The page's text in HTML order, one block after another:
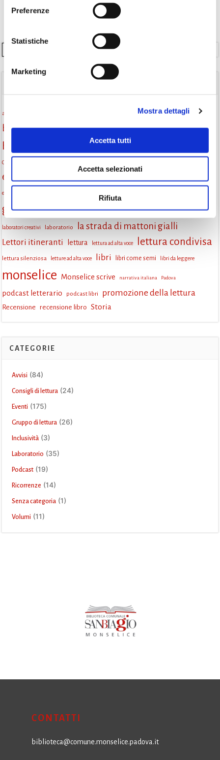
Preferenze
Statistiche
Marketing
Mostra dettagli
Accetta tutti
Accetta selezionati
Rifiuta
attività per bambini Attività per ragazzi Autore bambini
biblioteca biblioteca di Monselice
biblioteca Monselice Biblioteca San Biagio
Centro per il libro e la lettura
eventi culturali
eventi Monselice
gruppo di lettura incontri letterari Informazioni
laboratori creativi laboratorio la strada di mattoni gialli
Lettori itineranti lettura lettura ad alta voce lettura condivisa
lettura silenziosa letture ad alta voce libri libri come semi libri da leggere
monselice Monselice scrive narrativa italiana Padova
podcast letterario podcast libri promozione della lettura
Recensione recensione libro Storia
CATEGORIE
Avvisi (84)
Consigli di lettura (24)
Eventi (175)
Gruppo di lettura (26)
Inclusività (3)
Laboratorio (35)
Podcast (19)
Ricorrenze (14)
Senza categoria (1)
Volumi (11)
CONTATTI
biblioteca@comune.monselice.padova.it